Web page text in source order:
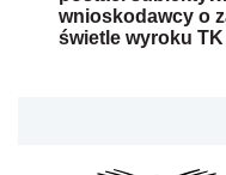
wnioskodawcy o
świetle wyroku TK